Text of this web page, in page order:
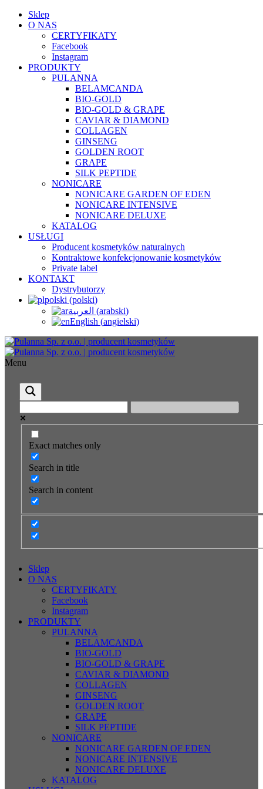
Sklep
O NAS
CERTYFIKATY
Facebook
Instagram
PRODUKTY
PULANNA
BELAMCANDA
BIO-GOLD
BIO-GOLD & GRAPE
CAVIAR & DIAMOND
COLLAGEN
GINSENG
GOLDEN ROOT
GRAPE
SILK PEPTIDE
NONICARE
NONICARE GARDEN OF EDEN
NONICARE INTENSIVE
NONICARE DELUXE
KATALOG
USŁUGI
Producent kosmetyków naturalnych
Kontraktowe konfekcjonowanie kosmetyków
Private label
KONTAKT
Dystrybutorzy
polski (polski)
العربية (arabski)
English (angielski)
Menu
Exact matches only
Search in title
Search in content
Sklep
O NAS
CERTYFIKATY
Facebook
Instagram
PRODUKTY
PULANNA
BELAMCANDA
BIO-GOLD
BIO-GOLD & GRAPE
CAVIAR & DIAMOND
COLLAGEN
GINSENG
GOLDEN ROOT
GRAPE
SILK PEPTIDE
NONICARE
NONICARE GARDEN OF EDEN
NONICARE INTENSIVE
NONICARE DELUXE
KATALOG